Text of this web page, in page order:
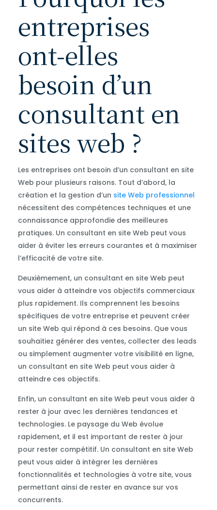
entreprises
ont-elles
besoin d’un
consultant en
sites web ?
Les entreprises ont besoin d’un consultant en site
Web pour plusieurs raisons. Tout d’abord, la
création et la gestion d’un site Web professionnel
nécessitent des compétences techniques et une
connaissance approfondie des meilleures
pratiques. Un consultant en site Web peut vous
aider à éviter les erreurs courantes et à maximiser
l’efficacité de votre site.
Deuxièmement, un consultant en site Web peut
vous aider à atteindre vos objectifs commerciaux
plus rapidement. Ils comprennent les besoins
spécifiques de votre entreprise et peuvent créer
un site Web qui répond à ces besoins. Que vous
souhaitiez générer des ventes, collecter des leads
ou simplement augmenter votre visibilité en ligne,
un consultant en site Web peut vous aider à
atteindre ces objectifs.
Enfin, un consultant en site Web peut vous aider à
rester à jour avec les dernières tendances et
technologies. Le paysage du Web évolue
rapidement, et il est important de rester à jour
pour rester compétitif. Un consultant en site Web
peut vous aider à intégrer les dernières
fonctionnalités et technologies à votre site, vous
permettant ainsi de rester en avance sur vos
concurrents.